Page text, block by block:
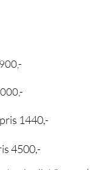
1440,-
4500,-